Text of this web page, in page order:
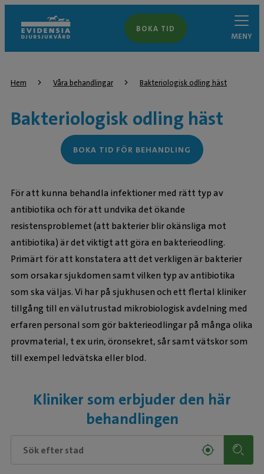
BOKA TID
MENY
Hem Våra behandlingar Bakteriologisk odling häst
Bakteriologisk odling häst
BOKA TID FÖR BEHANDLING
För att kunna behandla infektioner med rätt typ av
antibiotika och för att undvika det ökande
resistensproblemet (att bakterier blir okänsliga mot
antibiotika) är det viktigt att göra en bakterieodling.
Primärt för att konstatera att det verkligen är bakterier
som orsakar sjukdomen samt vilken typ av antibiotika
som ska väljas. Vi har på sjukhusen och ett flertal kliniker
tillgång till en välutrustad mikrobiologisk avdelning med
erfaren personal som gör bakterieodlingar på många olika
provmaterial, t ex urin, öronsekret, sår samt vätskor som
till exempel ledvätska eller blod.
Kliniker som erbjuder den här
behandlingen